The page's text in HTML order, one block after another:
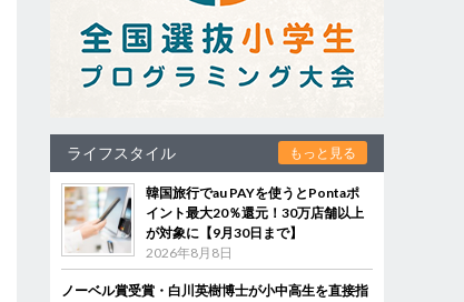
ライフスタイル もっと見る
韓国旅行でau PAYを使うとPontaポ
イント最大20％還元！30万店舗以上
が対象に【9月30日まで】
2026年8月8日
ノーベル賞受賞・白川英樹博士が小中高生を直接指